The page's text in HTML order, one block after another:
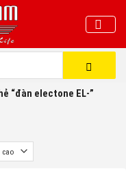
“đàn electone EL-”